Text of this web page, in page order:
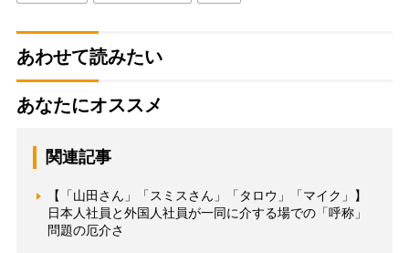
あわせて読みたい
あなたにオススメ
関連記事
【「山田さん」「スミスさん」「タロウ」「マイク」】
日本人社員と外国人社員が一同に介する場での「呼称」
問題の厄介さ